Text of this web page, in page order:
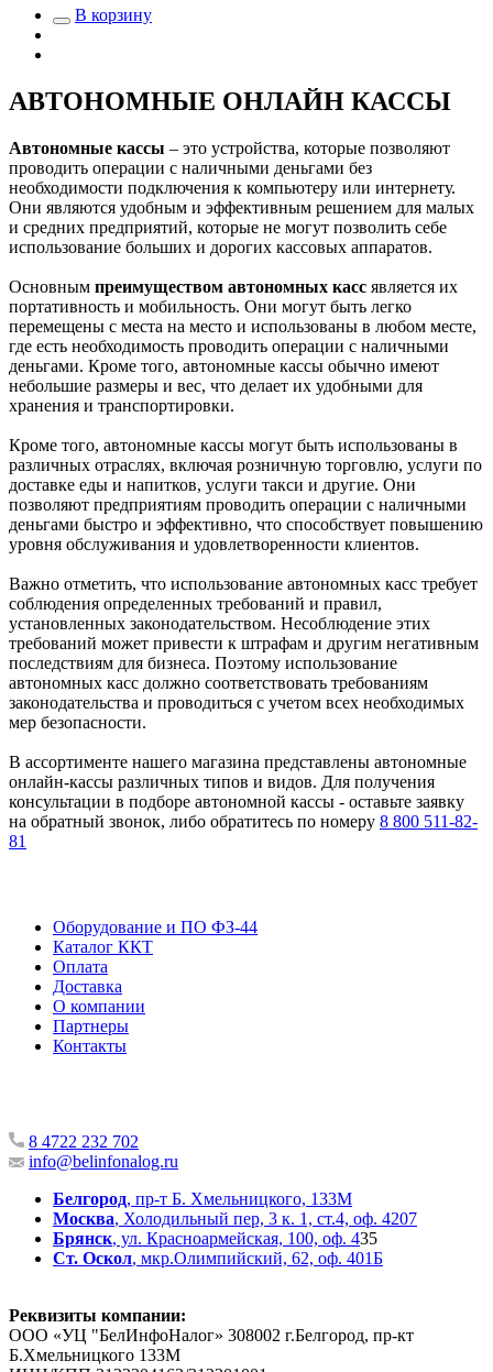
В корзину
АВТОНОМНЫЕ ОНЛАЙН КАССЫ
Автономные кассы – это устройства, которые позволяют
проводить операции с наличными деньгами без
необходимости подключения к компьютеру или интернету.
Они являются удобным и эффективным решением для малых
и средних предприятий, которые не могут позволить себе
использование больших и дорогих кассовых аппаратов.
Основным преимуществом автономных касс является их
портативность и мобильность. Они могут быть легко
перемещены с места на место и использованы в любом месте,
где есть необходимость проводить операции с наличными
деньгами. Кроме того, автономные кассы обычно имеют
небольшие размеры и вес, что делает их удобными для
хранения и транспортировки.
Кроме того, автономные кассы могут быть использованы в
различных отраслях, включая розничную торговлю, услуги по
доставке еды и напитков, услуги такси и другие. Они
позволяют предприятиям проводить операции с наличными
деньгами быстро и эффективно, что способствует повышению
уровня обслуживания и удовлетворенности клиентов.
Важно отметить, что использование автономных касс требует
соблюдения определенных требований и правил,
установленных законодательством. Несоблюдение этих
требований может привести к штрафам и другим негативным
последствиям для бизнеса. Поэтому использование
автономных касс должно соответствовать требованиям
законодательства и проводиться с учетом всех необходимых
мер безопасности.
В ассортименте нашего магазина представлены автономные
онлайн-кассы различных типов и видов. Для получения
консультации в подборе автономной кассы - оставьте заявку
на обратный звонок, либо обратитесь по номеру 8 800 511-82-
81
Оборудование и ПО ФЗ-44
Каталог ККТ
Оплата
Доставка
О компании
Партнеры
Контакты
8 4722 232 702
info@belinfonalog.ru
Белгород, пр-т Б. Хмельницкого, 133М
Москва, Холодильный пер, 3 к. 1, ст.4, оф. 4207
Брянск, ул. Красноармейская, 100, оф. 435
Ст. Оскол, мкр.Олимпийский, 62, оф. 401Б
Реквизиты компании:
ООО «УЦ "БелИнфоНалог» 308002 г.Белгород, пр-кт
Б.Хмельницкого 133М